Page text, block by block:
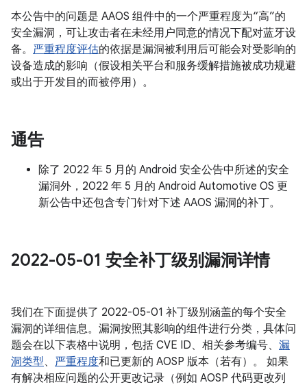
本公告中的问题是 AAOS 组件中的一个严重程度为“高”的
安全漏洞，可让攻击者在未经用户同意的情况下配对蓝牙设
备。 严重程度评估的依据是漏洞被利用后可能会对受影响的
设备造成的影响（假设相关平台和服务缓解措施被成功规避
或出于开发目的而被停用）。
通告
除了 2022 年 5 月的 Android 安全公告中所述的安全
漏洞外，2022 年 5 月的 Android Automotive OS 更
新公告中还包含专门针对下述 AAOS 漏洞的补丁。
2022-05-01 安全补丁级别漏洞详情
我们在下面提供了 2022-05-01 补丁级别涵盖的每个安全
漏洞的详细信息。漏洞按照其影响的组件进行分类，具体问
题会在以下表格中说明，包括 CVE ID、相关参考编号、 漏
洞类型、 严重程度和已更新的 AOSP 版本（若有）。 如果
有解决相应问题的公开更改记录（例如 AOSP 代码更改列